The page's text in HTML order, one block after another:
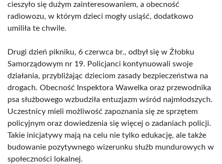
cieszyło się dużym zainteresowaniem, a obecność
radiowozu, w którym dzieci mogły usiąść, dodatkowo
umiliła te chwile.
Drugi dzień pikniku, 6 czerwca br., odbył się w Żłobku
Samorządowym nr 19. Policjanci kontynuowali swoje
działania, przybliżając dzieciom zasady bezpieczeństwa na
drogach. Obecność Inspektora Wawelka oraz przewodnika
psa służbowego wzbudziła entuzjazm wśród najmłodszych.
Uczestnicy mieli możliwość zapoznania się ze sprzętem
policyjnym oraz dowiedzenia się więcej o zadaniach policji.
Takie inicjatywy mają na celu nie tylko edukację, ale także
budowanie pozytywnego wizerunku służb mundurowych w
społeczności lokalnej.